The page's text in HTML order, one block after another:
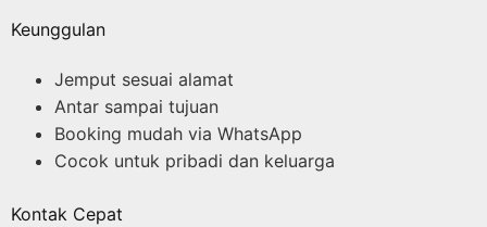
Keunggulan
Jemput sesuai alamat
Antar sampai tujuan
Booking mudah via WhatsApp
Cocok untuk pribadi dan keluarga
Kontak Cepat